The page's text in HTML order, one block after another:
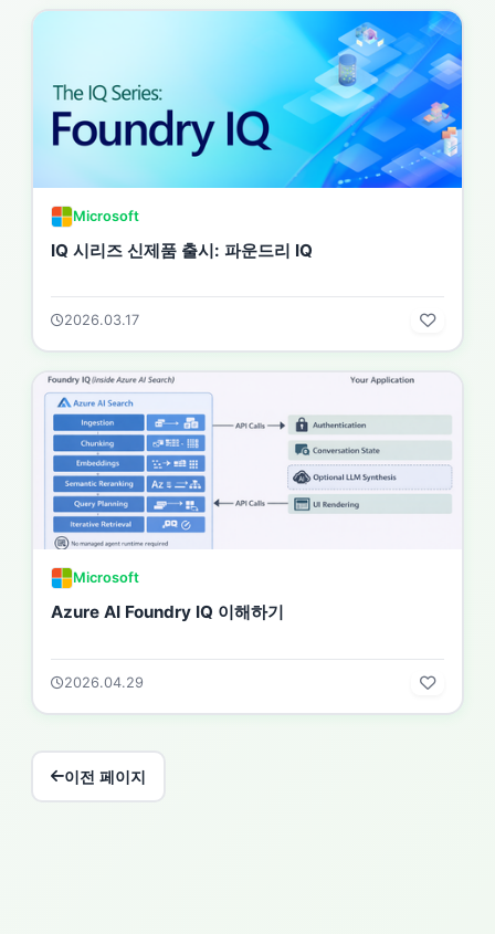
Microsoft
IQ 시리즈 신제품 출시: 파운드리 IQ
2026.03.17
Microsoft
Azure AI Foundry IQ 이해하기
2026.04.29
이전 페이지